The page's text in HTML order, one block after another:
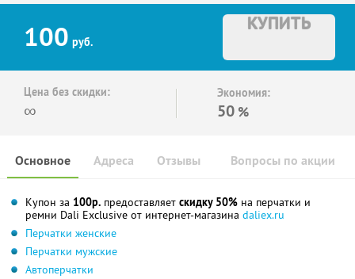
100 руб.
КУПИТЬ
Цена без скидки:
∞
Экономия:
50 %
Основное Отзывы Вопросы по акции
Адреса
Купон за 100р. предоставляет скидку 50% на перчатки и
ремни Dali Exclusive от интернет-магазина daliex.ru
Перчатки женские
Перчатки мужские
Автоперчатки